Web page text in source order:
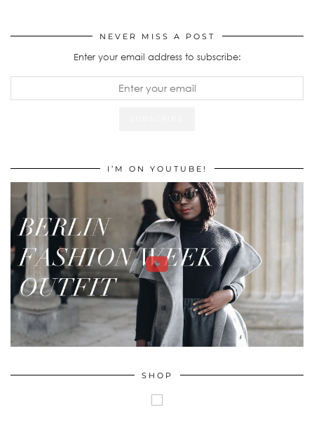
NEVER MISS A POST
Enter your email address to subscribe:
I’M ON YOUTUBE!
SHOP